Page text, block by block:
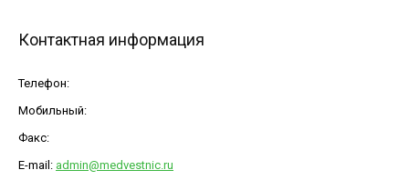
Контактная информация
Телефон:
Мобильный:
Факс:
E-mail: admin@medvestnic.ru